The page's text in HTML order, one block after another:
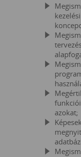
azokat;